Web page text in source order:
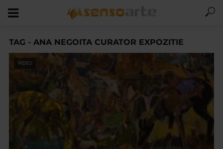
TAG - ANA NEGOITA CURATOR EXPOZITIE
VIDEO